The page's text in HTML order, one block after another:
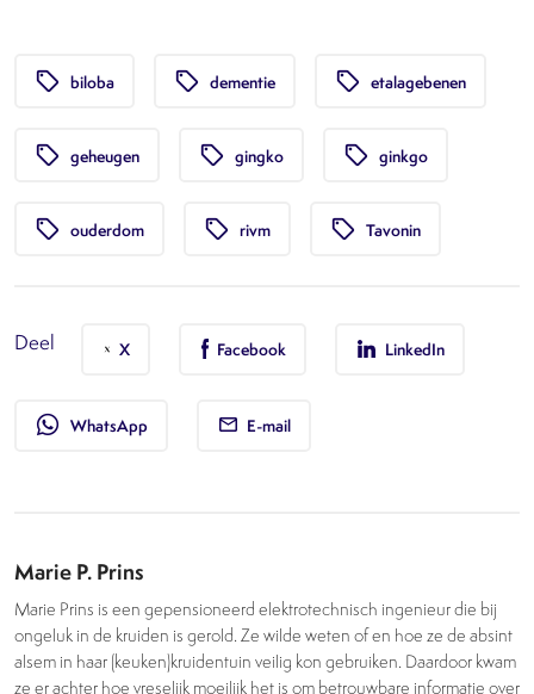
local_offer biloba local_offer dementie local_offer etalagebenen
local_offer geheugen local_offer gingko local_offer ginkgo
local_offer ouderdom local_offer rivm local_offer Tavonin
Deel X Facebook LinkedIn
whatsapp WhatsApp E-mail
Marie P. Prins
Marie Prins is een gepensioneerd elektrotechnisch ingenieur die bij
ongeluk in de kruiden is gerold. Ze wilde weten of en hoe ze de absint
alsem in haar (keuken)kruidentuin veilig kon gebruiken. Daardoor kwam
ze er achter hoe vreselijk moeilijk het is om betrouwbare informatie over